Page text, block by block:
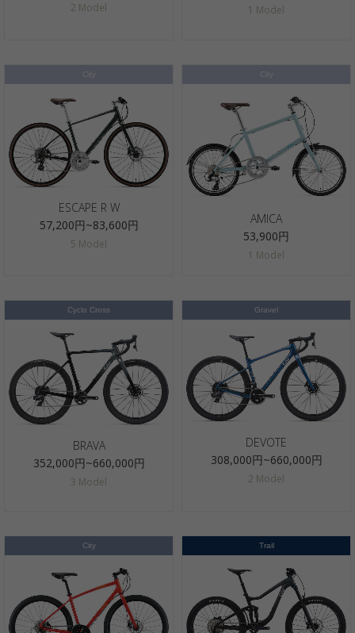
2 Model 1 Model
City
ESCAPE R W
57,200円~83,600円
5 Model
City
AMICA
53,900円
1 Model
Cyclo Cross
BRAVA
352,000円~660,000円
3 Model
Gravel
DEVOTE
308,000円~660,000円
2 Model
City Trail